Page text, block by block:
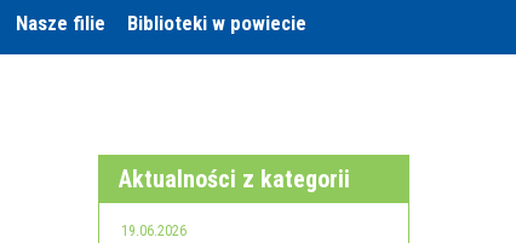
Nasze filie Biblioteki w powiecie
Aktualności z kategorii
19.06.2026